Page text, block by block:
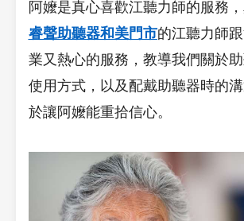
阿嬤是真心喜歡江聽力師的服務
睿聲助聽器和美門市的江聽力師
業又熱心的服務，教導我們關於
使用方式，以及配戴助聽器時的
於讓阿嬤能重拾信心。